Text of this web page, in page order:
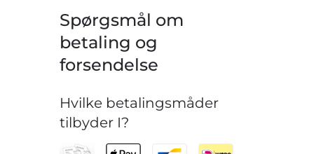
Spørgsmål om
betaling og
forsendelse
Hvilke betalingsmåder
tilbyder I?